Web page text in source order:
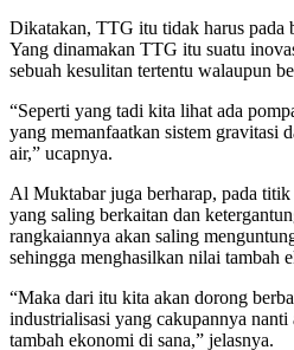
Dikatakan, TTG itu tidak harus pada
Yang dinamakan TTG itu suatu
sebuah kesulitan tertentu walaupun
“Seperti yang tadi kita lihat ada
yang memanfaatkan sistem gravitasi
air,” ucapnya.
Al Muktabar juga berharap, pada titik
yang saling berkaitan dan
rangkaiannya akan saling
sehingga menghasilkan nilai tambah
“Maka dari itu kita akan dorong
industrialisasi yang cakupannya
tambah ekonomi di sana,” jelasnya.